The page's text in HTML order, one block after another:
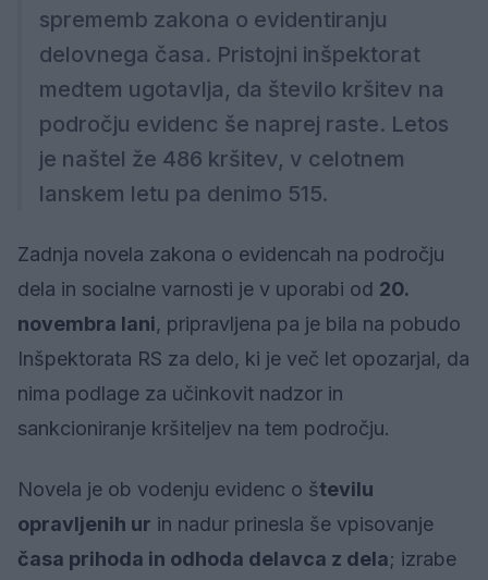
sprememb zakona o evidentiranju
delovnega časa. Pristojni inšpektorat
medtem ugotavlja, da število kršitev na
področju evidenc še naprej raste. Letos
je naštel že 486 kršitev, v celotnem
lanskem letu pa denimo 515.
Zadnja novela zakona o evidencah na področju
dela in socialne varnosti je v uporabi od 20.
novembra lani, pripravljena pa je bila na pobudo
Inšpektorata RS za delo, ki je več let opozarjal, da
nima podlage za učinkovit nadzor in
sankcioniranje kršiteljev na tem področju.
Novela je ob vodenju evidenc o številu
opravljenih ur in nadur prinesla še vpisovanje
časa prihoda in odhoda delavca z dela; izrabe